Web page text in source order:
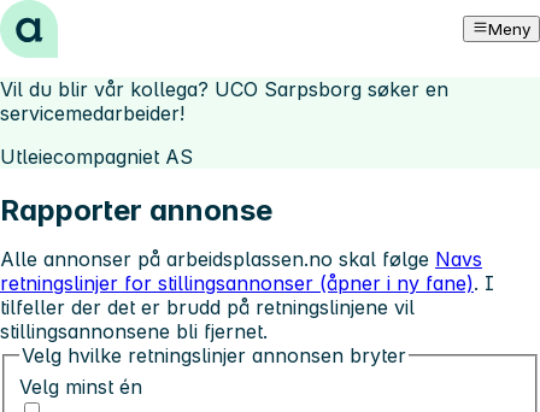
Hopp til innhold Meny
Vil du blir vår kollega? UCO Sarpsborg søker en
servicemedarbeider!
Utleiecompagniet AS
Rapporter annonse
Alle annonser på arbeidsplassen.no skal følge Navs
retningslinjer for stillingsannonser (åpner i ny fane). I
tilfeller der det er brudd på retningslinjene vil
stillingsannonsene bli fjernet.
Velg hvilke retningslinjer annonsen bryter
Velg minst én